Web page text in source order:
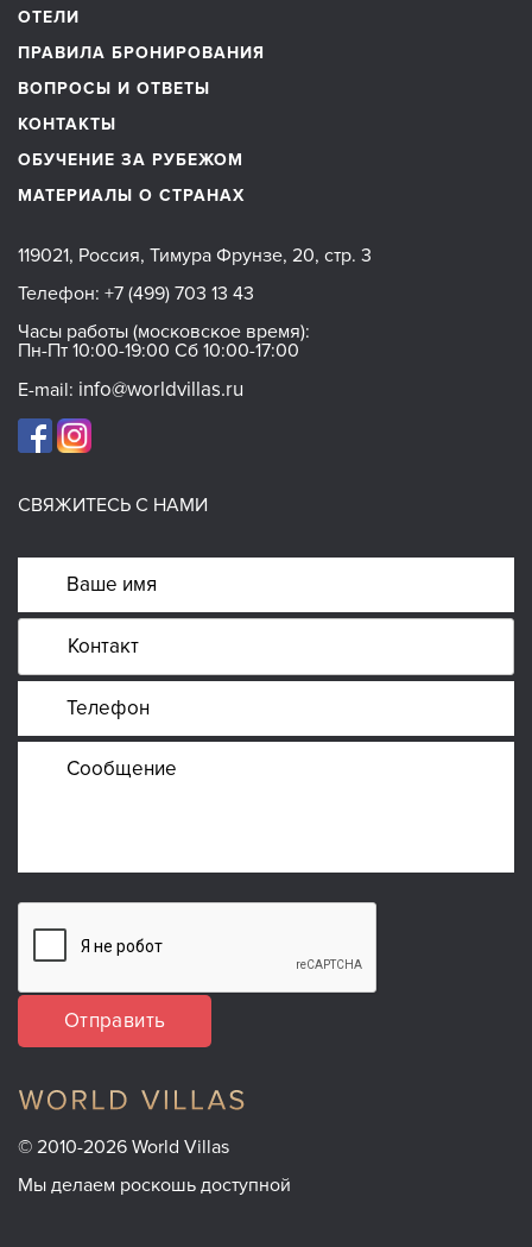
ОТЕЛИ
ПРАВИЛА БРОНИРОВАНИЯ
ВОПРОСЫ И ОТВЕТЫ
КОНТАКТЫ
ОБУЧЕНИЕ ЗА РУБЕЖОМ
МАТЕРИАЛЫ О СТРАНАХ
119021, Россия, Тимура Фрунзе, 20, стр. 3
Телефон: +7 (499) 703 13 43
Часы работы (московское время):
Пн-Пт 10:00-19:00 Сб 10:00-17:00
E-mail: info@worldvillas.ru
СВЯЖИТЕСЬ С НАМИ
Отправить
© 2010-2026 World Villas
Мы делаем роскошь доступной